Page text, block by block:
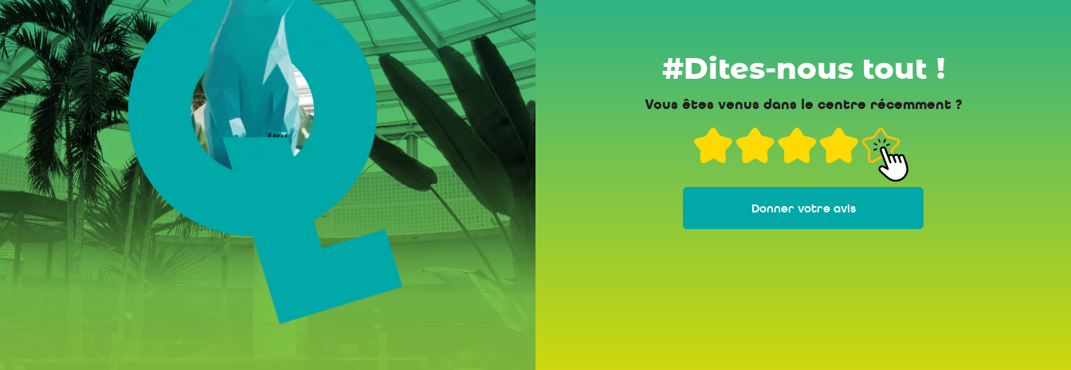
#Dites-nous tout !
Vous êtes venus dans le centre récemment ?
Donner votre avis